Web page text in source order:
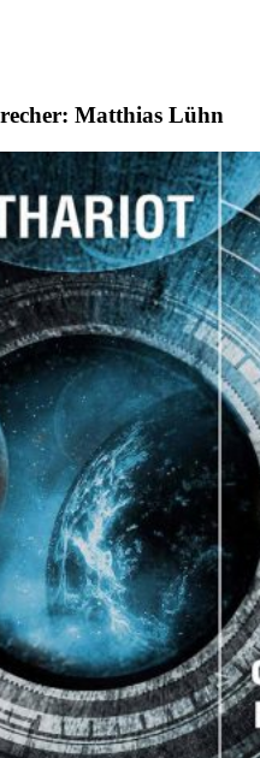
Matthias Lühn